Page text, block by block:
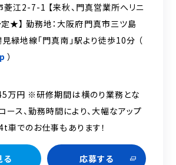
江2-7-1 【来秋、門真営業所へリニ
★】 勤務地：大阪府門真市三ツ島
緑地線「門真南」駅より徒歩10分 （
）
万円 ※研修期間は横のり業務とな
ース、勤務時間により、大幅なアップ
車でのお仕事もあります！
る 応募する